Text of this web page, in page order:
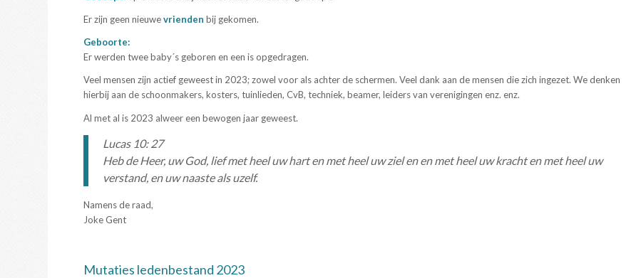
Er zijn geen nieuwevrienden bij gekomen.
Geboorte:
Er werden twee baby´s geboren en een is opgedragen.
Veel mensen zijn actief geweest in 2023; zowel voor als achter de schermen. Veel dank aan de mensen die zich ingezet. We denken
hierbij aan de schoonmakers, kosters, tuinlieden, CvB, techniek, beamer, leiders van verenigingen enz. enz.
Al met al is 2023 alweer een bewogen jaar geweest.
Lucas 10: 27
Heb de Heer, uw God, lief met heel uw hart en met heel uw ziel en en met heel uw kracht en met heel uw
verstand, en uw naaste als uzelf.
Namens de raad,
Joke Gent
Mutaties ledenbestand 2023